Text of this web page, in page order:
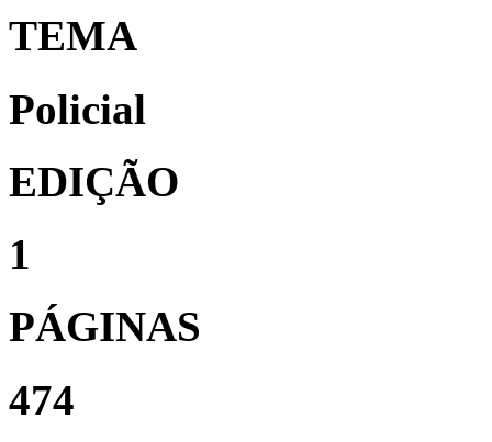
TEMA
Policial
EDIÇÃO
1
PÁGINAS
474